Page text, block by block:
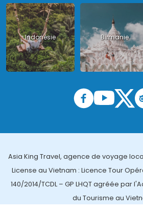
Indonésie Birmanie
Asia King Travel, agence de voyage
License au Vietnam : Licence Tour
140/2014/TCDL – GP LHQT agréée par
du Tourisme au